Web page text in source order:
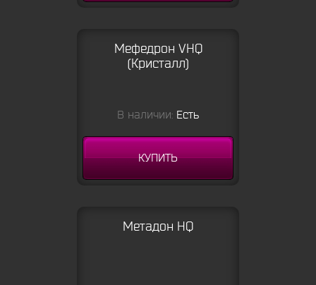
Мефедрон VHQ
(Кристалл)
В наличии: Есть
КУПИТЬ
Метадон HQ